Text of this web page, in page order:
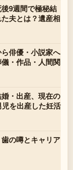
9週間で極秘結
夫とは？遺産相
俳優・小説家へ
・作品・人間関
・出産、現在の
を出産した妊活
の噂とキャリア